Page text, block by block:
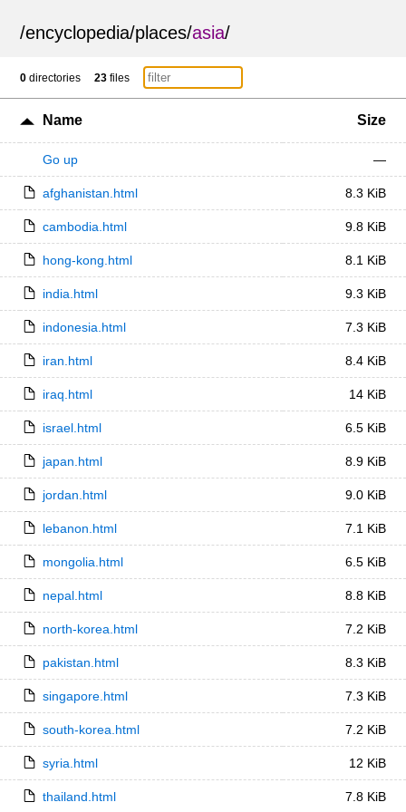
/encyclopedia/places/asia/
0 directories 23 files
Name Size
Go up —
afghanistan.html 8.3 KiB
cambodia.html 9.8 KiB
hong-kong.html 8.1 KiB
india.html 9.3 KiB
indonesia.html 7.3 KiB
iran.html 8.4 KiB
iraq.html 14 KiB
israel.html 6.5 KiB
japan.html 8.9 KiB
jordan.html 9.0 KiB
lebanon.html 7.1 KiB
mongolia.html 6.5 KiB
nepal.html 8.8 KiB
north-korea.html 7.2 KiB
pakistan.html 8.3 KiB
singapore.html 7.3 KiB
south-korea.html 7.2 KiB
syria.html 12 KiB
thailand.html 7.8 KiB